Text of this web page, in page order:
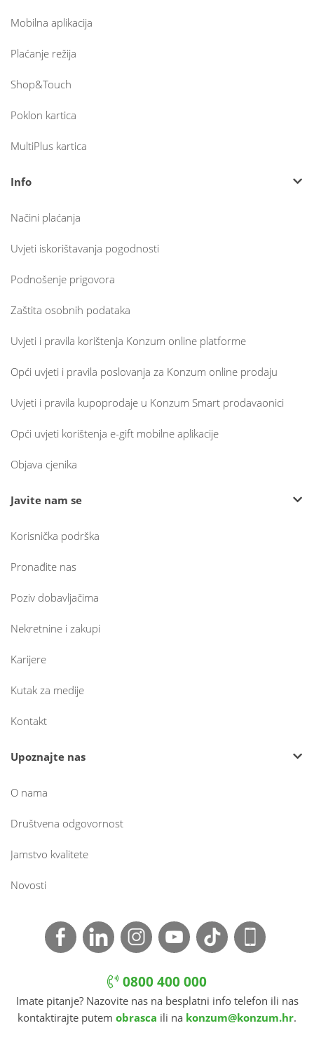
Mobilna aplikacija
Plaćanje režija
Shop&Touch
Poklon kartica
MultiPlus kartica
Info
Načini plaćanja
Uvjeti iskorištavanja pogodnosti
Podnošenje prigovora
Zaštita osobnih podataka
Uvjeti i pravila korištenja Konzum online platforme
Opći uvjeti i pravila poslovanja za Konzum online prodaju
Uvjeti i pravila kupoprodaje u Konzum Smart prodavaonici
Opći uvjeti korištenja e-gift mobilne aplikacije
Objava cjenika
Javite nam se
Korisnička podrška
Pronađite nas
Poziv dobavljačima
Nekretnine i zakupi
Karijere
Kutak za medije
Kontakt
Upoznajte nas
O nama
Društvena odgovornost
Jamstvo kvalitete
Novosti
0800 400 000
Imate pitanje? Nazovite nas na besplatni info telefon ili nas
kontaktirajte putem obrasca ili na konzum@konzum.hr.